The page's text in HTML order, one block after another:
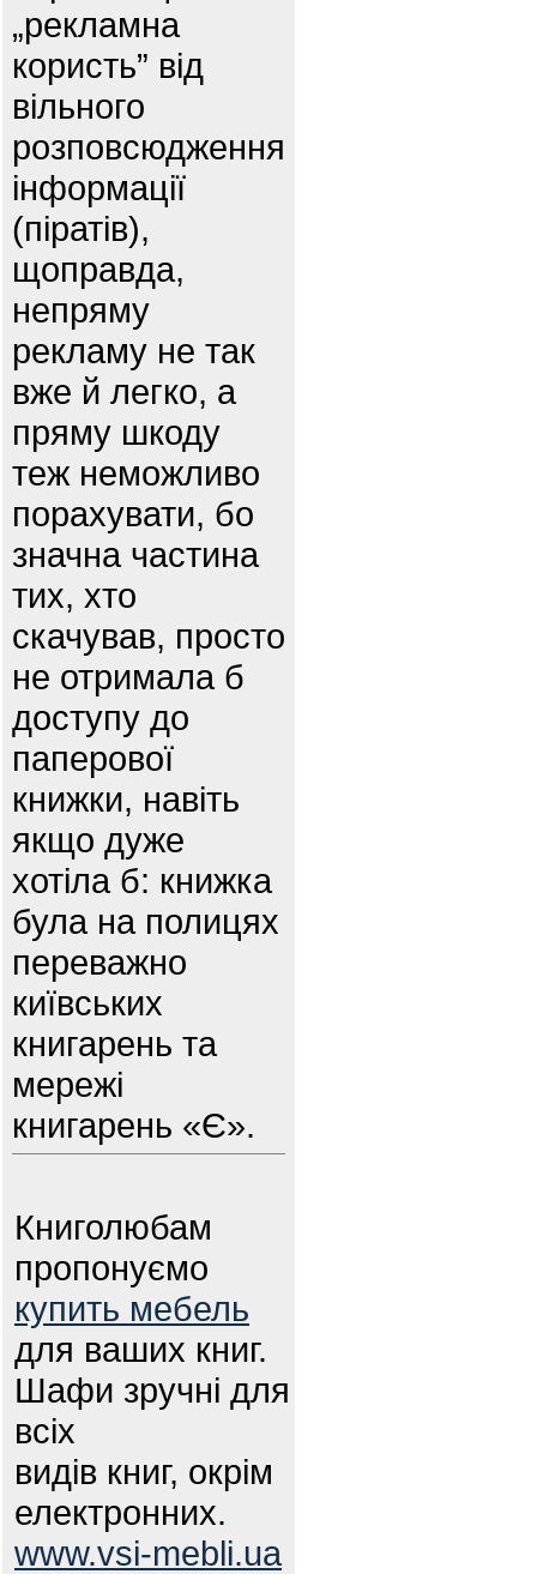
„рекламна
користь” від
вільного
розповсюдження
інформації
(піратів),
щоправда,
непряму
рекламу не так
вже й легко, а
пряму шкоду
теж неможливо
порахувати, бо
значна частина
тих, хто
скачував, просто
не отримала б
доступу до
паперової
книжки, навіть
якщо дуже
хотіла б: книжка
була на полицях
переважно
київських
книгарень та
мережі
книгарень «Є».
Книголюбам
пропонуємо
купить мебель
для ваших книг.
Шафи зручні для
всіх
видів книг, окрім
електронних.
www.vsi-mebli.ua